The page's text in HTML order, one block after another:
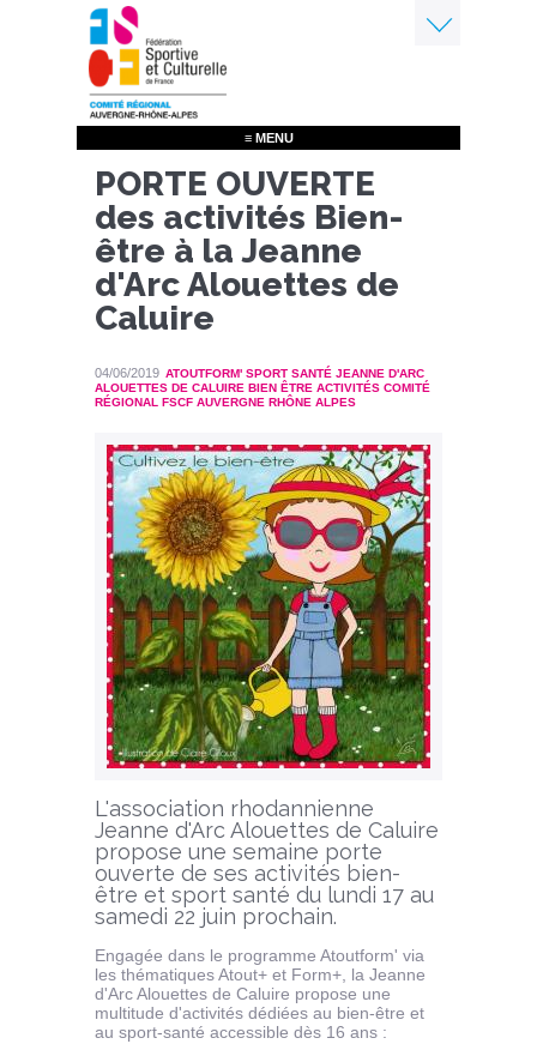
Aller
au
contenu
principal
≡ MENU
PORTE OUVERTE
des activités Bien-
être à la Jeanne
d'Arc Alouettes de
Caluire
04/06/2019 ATOUTFORM' SPORT SANTÉ JEANNE D'ARC
ALOUETTES DE CALUIRE BIEN ÊTRE ACTIVITÉS COMITÉ
RÉGIONAL FSCF AUVERGNE RHÔNE ALPES
L'association rhodannienne
Jeanne d'Arc Alouettes de Caluire
propose une semaine porte
ouverte de ses activités bien-
être et sport santé du lundi 17 au
samedi 22 juin prochain.
Engagée dans le programme Atoutform' via
les thématiques Atout+ et Form+, la Jeanne
d'Arc Alouettes de Caluire propose une
multitude d'activités dédiées au bien-être et
au sport-santé accessible dès 16 ans :